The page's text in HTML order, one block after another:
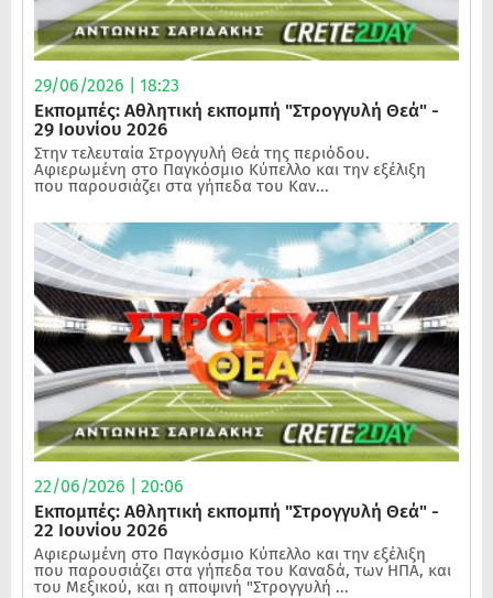
29/06/2026 | 18:23
Εκπομπές: Αθλητική εκπομπή "Στρογγυλή Θεά" -
29 Ιουνίου 2026
Στην τελευταία Στρογγυλή Θεά της περιόδου.
Αφιερωμένη στο Παγκόσμιο Κύπελλο και την εξέλιξη
που παρουσιάζει στα γήπεδα του Καν...
22/06/2026 | 20:06
Εκπομπές: Αθλητική εκπομπή "Στρογγυλή Θεά" -
22 Ιουνίου 2026
Αφιερωμένη στο Παγκόσμιο Κύπελλο και την εξέλιξη
που παρουσιάζει στα γήπεδα του Καναδά, των ΗΠΑ, και
του Μεξικού, και η αποψινή "Στρογγυλή ...